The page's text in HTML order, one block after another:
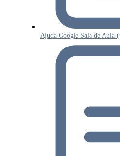
Ajuda Google Sala de Aula